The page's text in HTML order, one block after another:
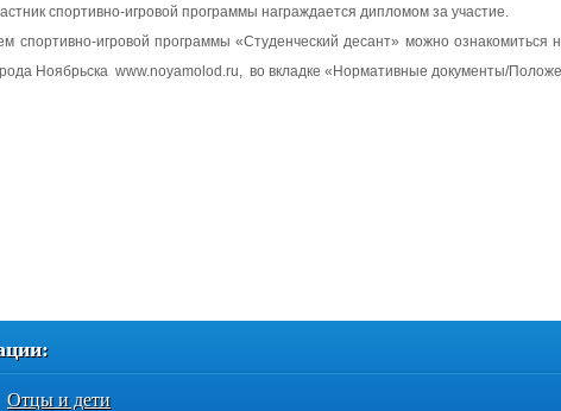
спортивно-игровой программы награждается дипломом за участие.
спортивно-игровой программы «Студенческий десант» можно
Ноябрьска www.noyamolod.ru, во вкладке «Нормативные документы/
Отцы и дети